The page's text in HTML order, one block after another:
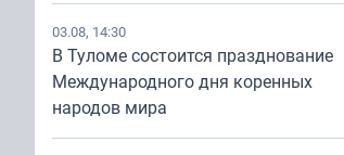
03.08, 14:30
В Туломе состоится празднование
Международного дня коренных
народов мира